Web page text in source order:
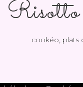
Risotto
cookéo, plats